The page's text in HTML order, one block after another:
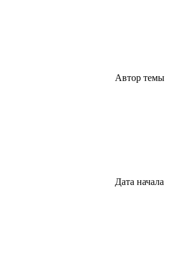
Автор темы
Дата начала